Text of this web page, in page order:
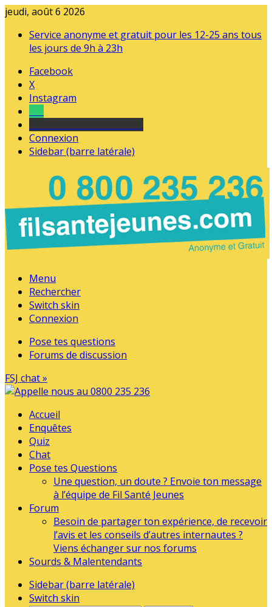
jeudi, août 6 2026
Service anonyme et gratuit pour les 12-25 ans tous
les jours de 9h à 23h
Facebook
X
Instagram
Connexion
Sidebar (barre latérale)
Menu
Rechercher
Switch skin
Connexion
Pose tes questions
Forums de discussion
FSJ chat »
Accueil
Enquêtes
Quiz
Chat
Pose tes Questions
Une question, un doute ? Envoie ton message
à l’équipe de Fil Santé Jeunes
Forum
Besoin de partager ton expérience, de recevoir
l’avis et les conseils d’autres internautes ?
Viens échanger sur nos forums
Sourds & Malentendants
Sidebar (barre latérale)
Switch skin